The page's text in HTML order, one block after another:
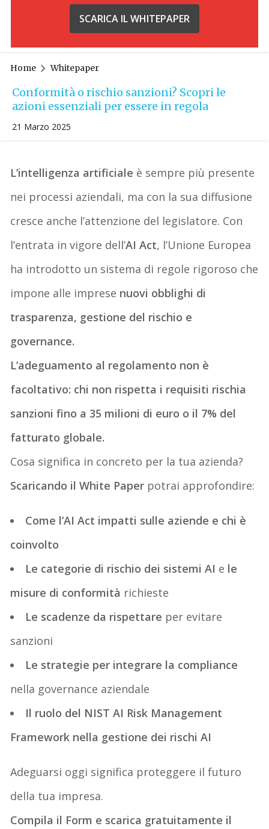
SCARICA IL WHITEPAPER
Home Whitepaper
Conformità o rischio sanzioni? Scopri le
azioni essenziali per essere in regola
21 Marzo 2025
L’intelligenza artificiale è sempre più presente
nei processi aziendali, ma con la sua diffusione
cresce anche l’attenzione del legislatore. Con
l’entrata in vigore dell’AI Act, l’Unione Europea
ha introdotto un sistema di regole rigoroso che
impone alle imprese nuovi obblighi di
trasparenza, gestione del rischio e
governance.
L’adeguamento al regolamento non è
facoltativo: chi non rispetta i requisiti rischia
sanzioni fino a 35 milioni di euro o il 7% del
fatturato globale.
Cosa significa in concreto per la tua azienda?
Scaricando ilWhite Paper potrai approfondire:
Come l’AI Act impatti sulle aziende e chi è
coinvolto
Le categorie di rischio dei sistemi AI e le
misure di conformità richieste
Le scadenze da rispettare per evitare
sanzioni
Le strategie per integrare la compliance
nella governance aziendale
Il ruolo del NIST AI Risk Management
Framework nella gestione dei rischi AI
Adeguarsi oggi significa proteggere il futuro
della tua impresa.
Compila il Form e scarica gratuitamente il